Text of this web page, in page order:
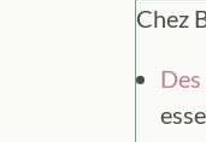
Chez